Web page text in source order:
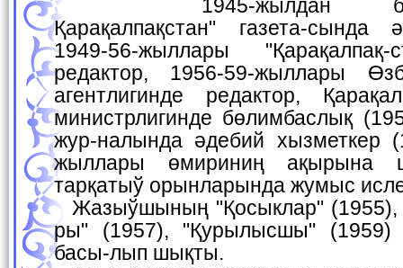
1945-жылдан баслап "Кызыл
Қарақалпақстан" газета-сында
1949-56-жыллары
редактор, 1956-59-жыллары
агентлигинде редактор,
министрлигинде бөлимбаслық
жур-налында әдебий хызметкер
жыллары өмириниң ақырына
тарқатыў орынларында жумыс
Жазыўшының "Қосыклар" (1955), "Қарақалпақ қызла-
ры" (1957), "Қурылысшы" (1959)
басы-лып шықты.